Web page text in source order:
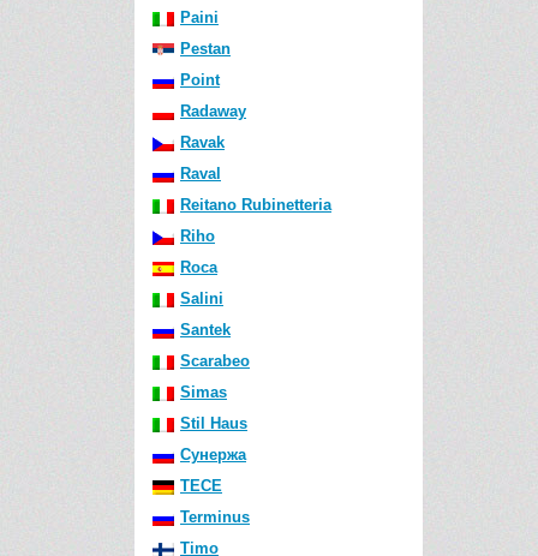
Paini
Pestan
Point
Radaway
Ravak
Raval
Reitano Rubinetteria
Riho
Roca
Salini
Santek
Scarabeo
Simas
Stil Haus
Сунержа
TECE
Terminus
Timo